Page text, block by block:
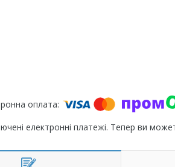
електронні платежі. Тепер ви